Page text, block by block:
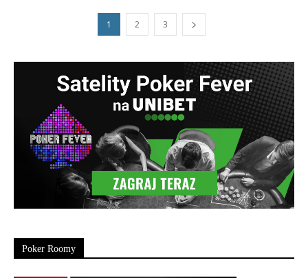
1 2 3
Poker Roomy